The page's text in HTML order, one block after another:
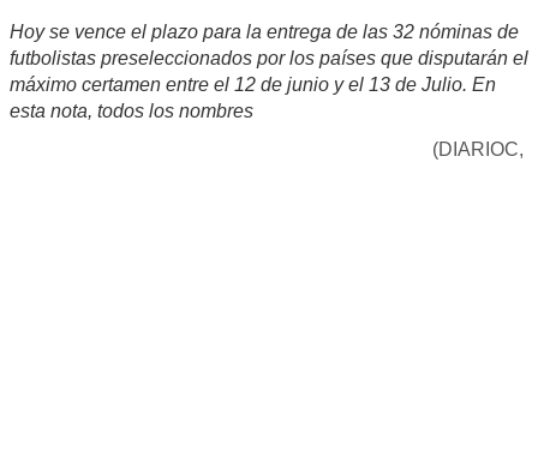
Hoy se vence el plazo para la entrega de las 32 nóminas de
futbolistas preseleccionados por los países que disputarán el
máximo certamen entre el 12 de junio y el 13 de Julio. En
esta nota, todos los nombres
(DIARIOC,